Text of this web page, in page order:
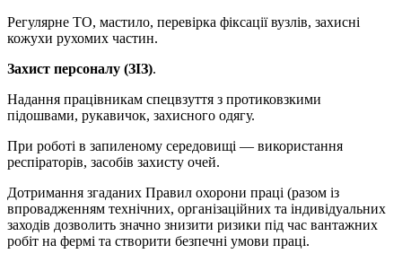
Регулярне ТО, мастило, перевірка фіксації вузлів, захисні
кожухи рухомих частин.
Захист персоналу (ЗІЗ).
Надання працівникам спецвзуття з протиковзкими
підошвами, рукавичок, захисного одягу.
При роботі в запиленому середовищі — використання
респіраторів, засобів захисту очей.
Дотримання згаданих Правил охорони праці (разом із
впровадженням технічних, організаційних та індивідуальних
заходів дозволить значно знизити ризики під час вантажних
робіт на фермі та створити безпечні умови праці.